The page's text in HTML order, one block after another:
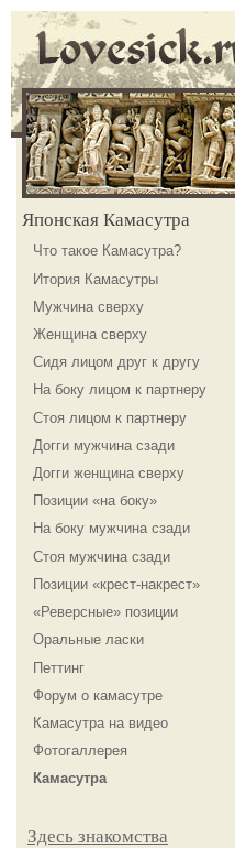
Японская Камасутра
Что такое Камасутра?
Итория Камасутры
Мужчина сверху
Женщина сверху
Сидя лицом друг к другу
На боку лицом к партнеру
Стоя лицом к партнеру
Догги мужчина сзади
Догги женщина сверху
Позиции «на боку»
На боку мужчина сзади
Стоя мужчина сзади
Позиции «крест-накрест»
«Реверсные» позиции
Оральные ласки
Петтинг
Форум о камасутре
Камасутра на видео
Фотогаллерея
Камасутра
Здесь знакомства